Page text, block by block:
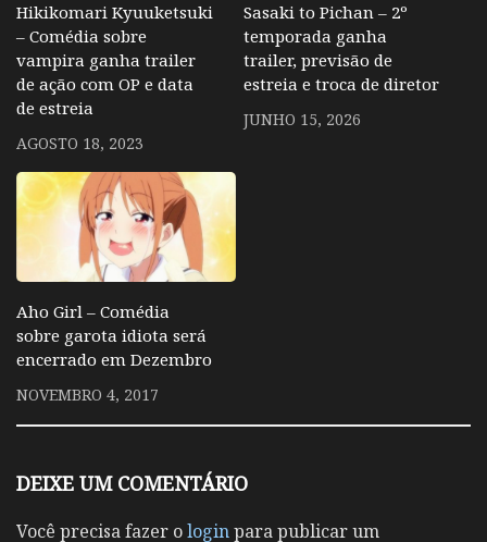
Hikikomari Kyuuketsuki
– Comédia sobre
vampira ganha trailer
de ação com OP e data
de estreia
AGOSTO 18, 2023
Sasaki to Pichan – 2º
temporada ganha
trailer, previsão de
estreia e troca de diretor
JUNHO 15, 2026
Aho Girl – Comédia
sobre garota idiota será
encerrado em Dezembro
NOVEMBRO 4, 2017
DEIXE UM COMENTÁRIO
Você precisa fazer ologinpara publicar um